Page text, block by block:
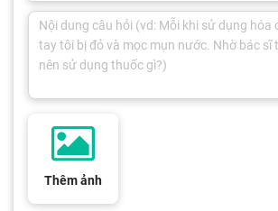
Thêm ảnh